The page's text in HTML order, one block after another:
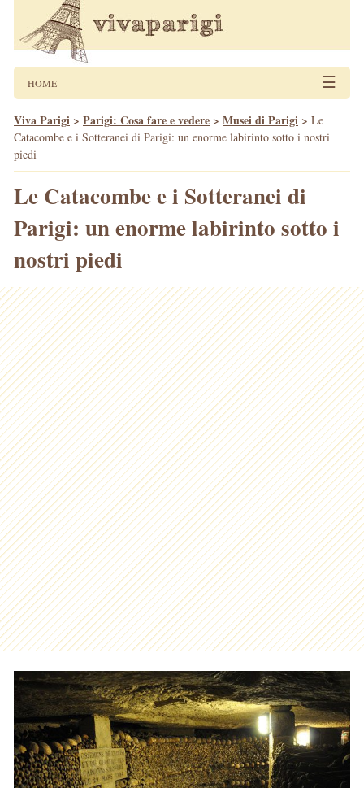
HOME ☰
Viva Parigi > Parigi: Cosa fare e vedere > Musei di Parigi > Le
Catacombe e i Sotteranei di Parigi: un enorme labirinto sotto i nostri
piedi
Le Catacombe e i Sotteranei di
Parigi: un enorme labirinto sotto i
nostri piedi